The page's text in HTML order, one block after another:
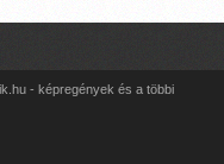
- képregények és a többi